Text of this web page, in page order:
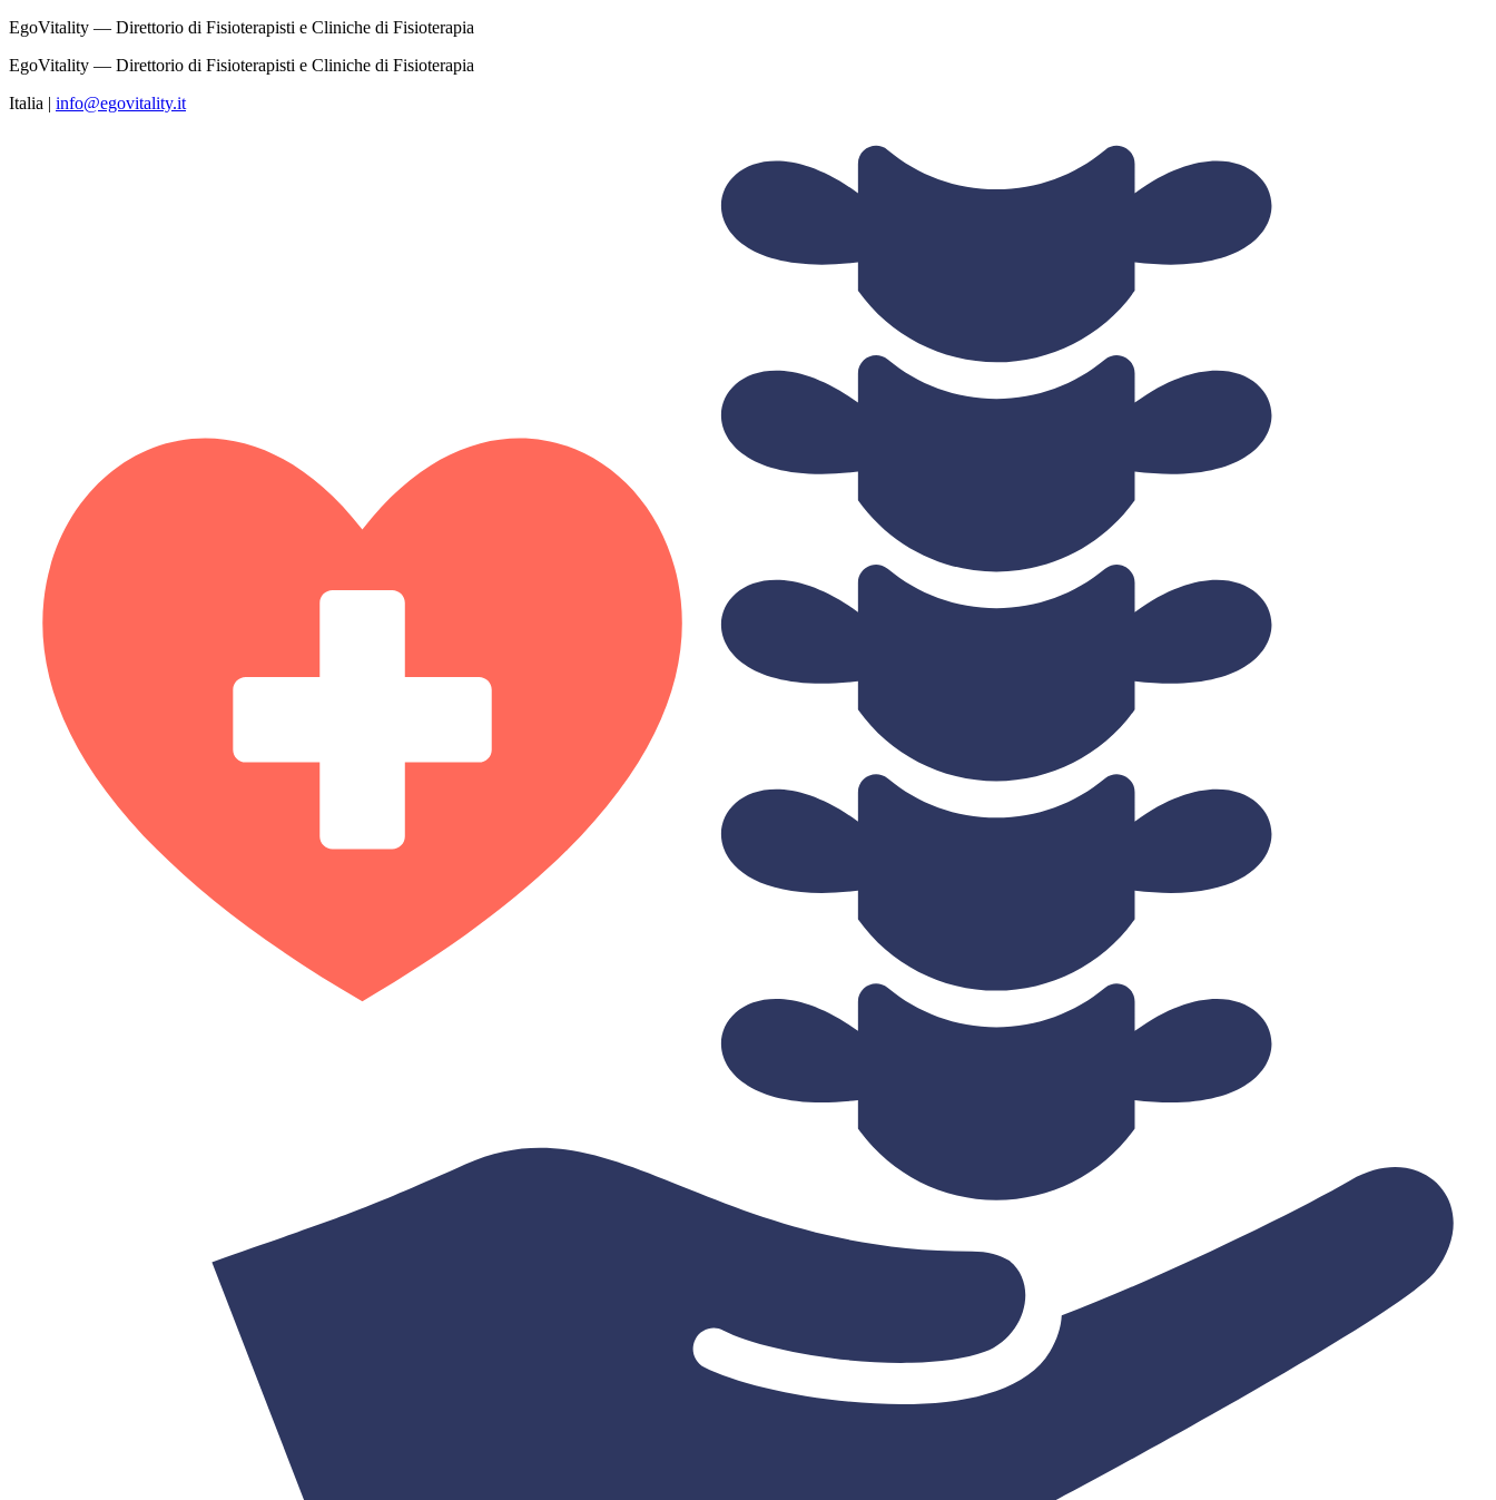
EgoVitality — Direttorio di Fisioterapisti e Cliniche di Fisioterapia
EgoVitality — Direttorio di Fisioterapisti e Cliniche di Fisioterapia
Italia | info@egovitality.it